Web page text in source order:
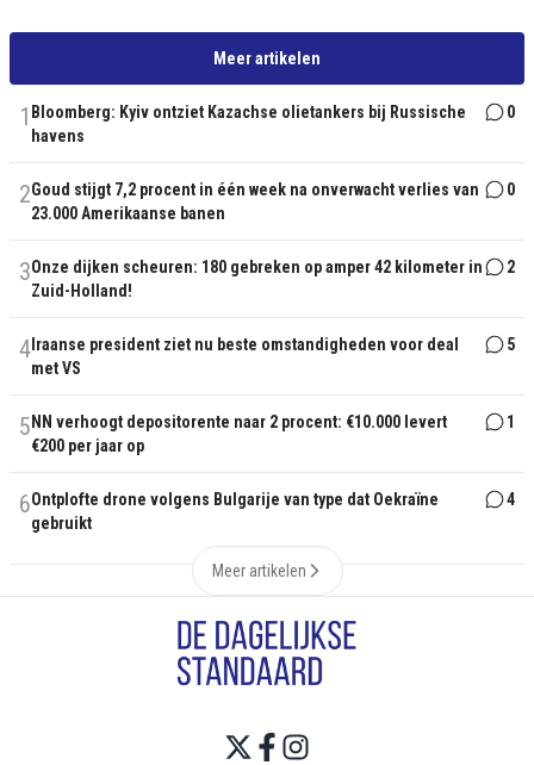
Meer artikelen
1 Bloomberg: Kyiv ontziet Kazachse olietankers bij Russische
havens
0
2Goud stijgt 7,2 procent in één week na onverwacht verlies van
23.000 Amerikaanse banen
0
3Onze dijken scheuren: 180 gebreken op amper 42 kilometer in
Zuid-Holland!
2
4 Iraanse president ziet nu beste omstandigheden voor deal
met VS
5
5 NN verhoogt depositorente naar 2 procent: €10.000 levert
€200 per jaar op
1
6Ontplofte drone volgens Bulgarije van type dat Oekraïne
gebruikt
4
Meer artikelen